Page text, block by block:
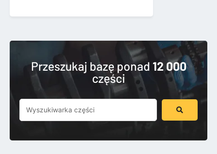
Przeszukaj bazę ponad 12 000
części
Szukaj